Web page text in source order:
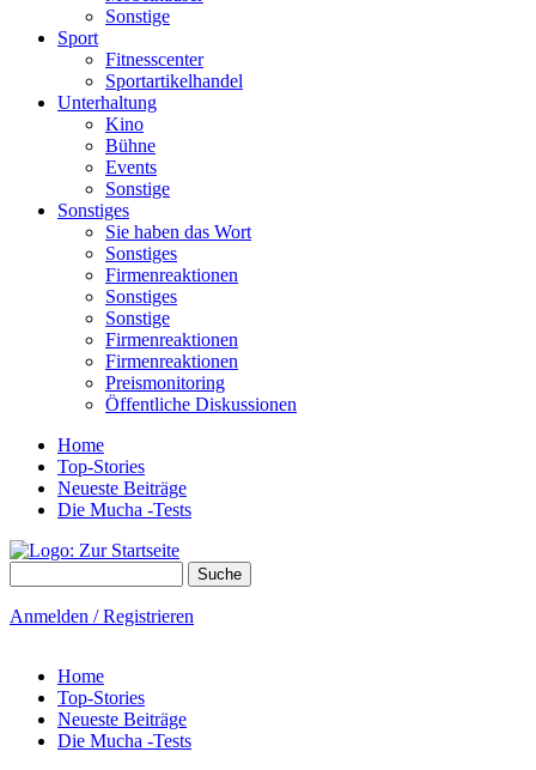
Sonstige
Sport
Fitnesscenter
Sportartikelhandel
Unterhaltung
Kino
Bühne
Events
Sonstige
Sonstiges
Sie haben das Wort
Sonstiges
Firmenreaktionen
Sonstiges
Sonstige
Firmenreaktionen
Firmenreaktionen
Preismonitoring
Öffentliche Diskussionen
Home
Top-Stories
Neueste Beiträge
Die Mucha -Tests
Anmelden / Registrieren
Home
Top-Stories
Neueste Beiträge
Die Mucha -Tests